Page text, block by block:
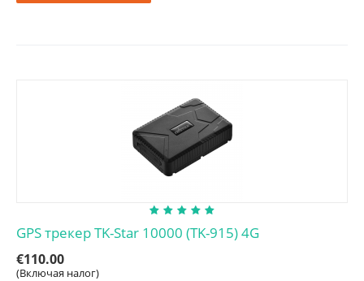
GPS трекер TK-Star 10000 (TK-915) 4G
€110.00
(Включая налог)